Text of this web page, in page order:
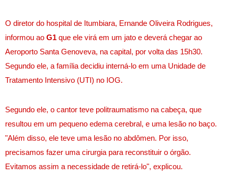
O diretor do hospital de Itumbiara, Ernande Oliveira Rodrigues,
informou ao G1 que ele virá em um jato e deverá chegar ao
Aeroporto Santa Genoveva, na capital, por volta das 15h30.
Segundo ele, a família decidiu interná-lo em uma Unidade de
Tratamento Intensivo (UTI) no IOG.
Segundo ele, o cantor teve politraumatismo na cabeça, que
resultou em um pequeno edema cerebral, e uma lesão no baço.
"Além disso, ele teve uma lesão no abdômen. Por isso,
precisamos fazer uma cirurgia para reconstituir o órgão.
Evitamos assim a necessidade de retirá-lo", explicou.